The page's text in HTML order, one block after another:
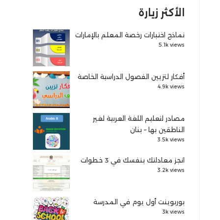
الأكثر زيارة
نماذج اختبارات رخصة المعلم بالإمارات
5.1k views
أفكار لتزيين الفصول الدراسية الخاصة
4.9k views
مصادر لتعليم اللغة العربية لغير
الناطقين بها – بنان
3.5k views
انجز معادلتك بنفسك في 3 خطوات
3.2k views
بوربوينت أول يوم في المدرسة
3k views